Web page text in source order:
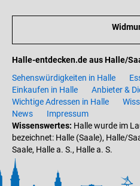
Halle-entdecken.de aus Halle/
Sehenswürdigkeiten in Halle
Einkaufen in Halle
Anbieter &
Wichtige Adressen in Halle
News
Impressum
Wissenswertes: Halle wurde im
bezeichnet: Halle (Saale), Halle/
Saale, Halle a. S., Halle a. S.